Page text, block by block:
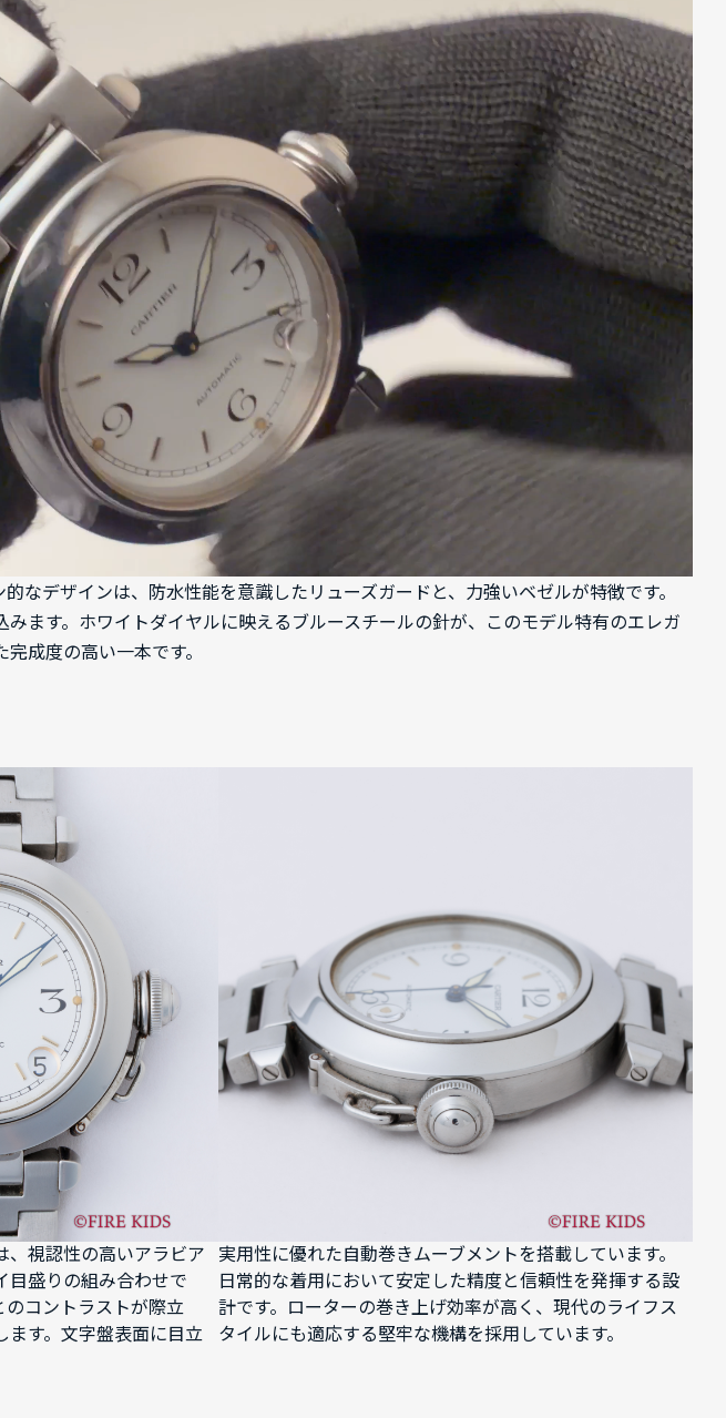
なデザインは、防水性能を意識したリューズガードと、力強いベゼルが特徴です。
ます。ホワイトダイヤルに映えるブルースチールの針が、このモデル特有のエレガ
成度の高い一本です。
、視認性の高いアラビア
目盛りの組み合わせで
のコントラストが際立
ます。文字盤表面に目立
実用性に優れた自動巻きムーブメントを搭載しています。
日常的な着用において安定した精度と信頼性を発揮する設
計です。ローターの巻き上げ効率が高く、現代のライフス
タイルにも適応する堅牢な機構を採用しています。